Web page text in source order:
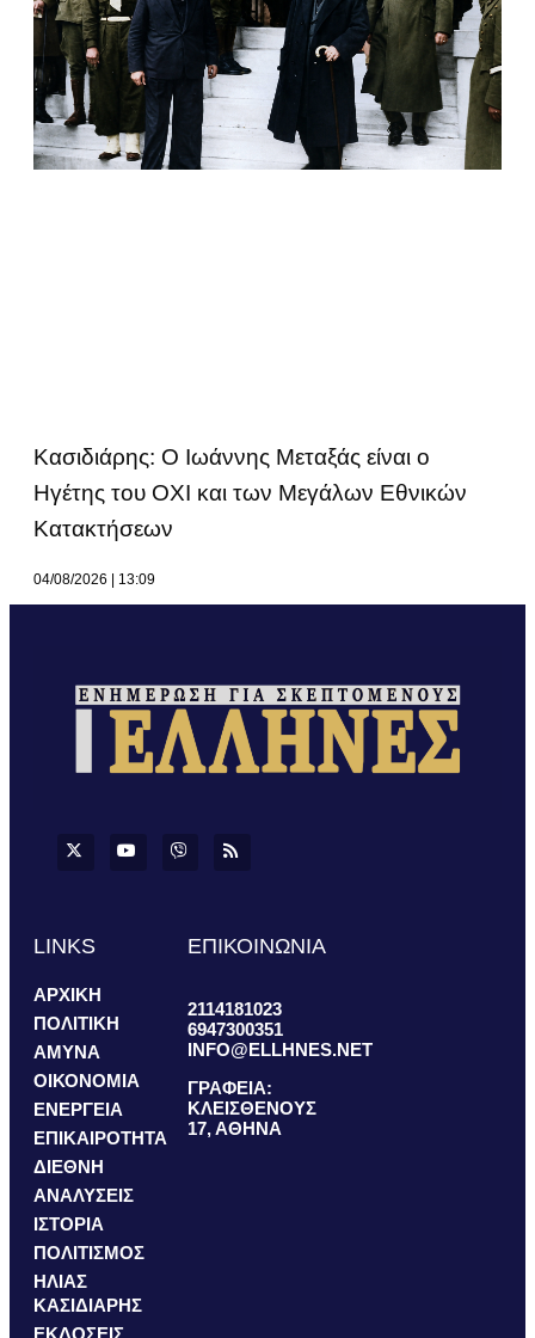
Κασιδιάρης: Ο Ιωάννης Μεταξάς είναι ο
Ηγέτης του ΟΧΙ και των Μεγάλων Εθνικών
Κατακτήσεων
04/08/2026 13:09
LINKS
ΑΡΧΙΚΗ
ΠΟΛΙΤΙΚΗ
ΑΜΥΝΑ
ΟΙΚΟΝΟΜΙΑ
ΕΝΕΡΓΕΙΑ
ΕΠΙΚΑΙΡΟΤΗΤΑ
ΔΙΕΘΝΗ
ΑΝΑΛΥΣΕΙΣ
ΙΣΤΟΡΙΑ
ΠΟΛΙΤΙΣΜΟΣ
ΗΛΙΑΣ
ΚΑΣΙΔΙΑΡΗΣ
ΕΚΔΟΣΕΙΣ
ΕΠΙΚΟΙΝΩΝΙΑ
2114181023
6947300351
INFO@ELLHNES.NET
ΓΡΑΦΕΙΑ:
ΚΛΕΙΣΘΕΝΟΥΣ
17, ΑΘΗΝΑ